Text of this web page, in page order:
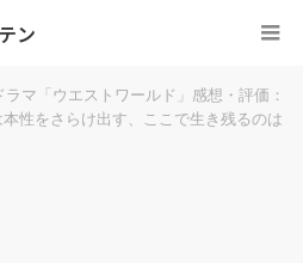
ン
ラマ「ウエストワールド」感想・評価：
性をさらけ出す、ここで生き残るのは